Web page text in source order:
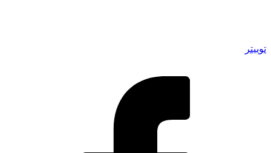
توییتر